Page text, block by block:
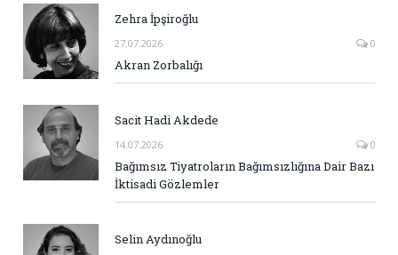
Zehra İpşiroğlu
27.07.2026 0
Akran Zorbalığı
Sacit Hadi Akdede
14.07.2026 0
Bağımsız Tiyatroların Bağımsızlığına Dair Bazı
İktisadi Gözlemler
Selin Aydınoğlu